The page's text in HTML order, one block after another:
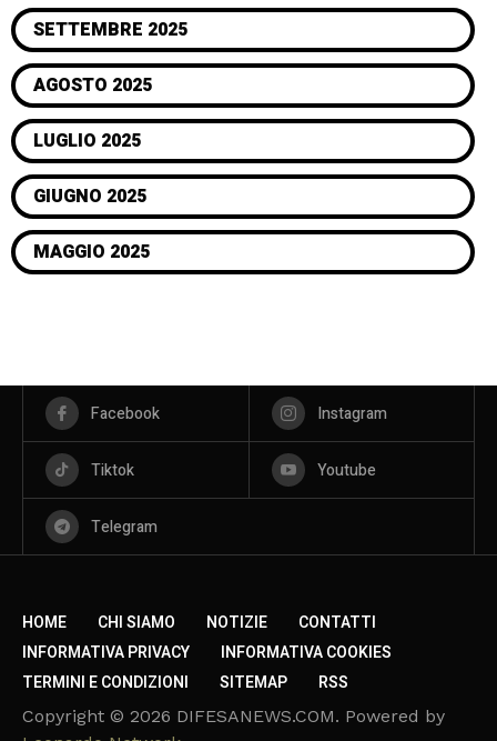
SETTEMBRE 2025
AGOSTO 2025
LUGLIO 2025
GIUGNO 2025
MAGGIO 2025
Facebook Instagram
Tiktok Youtube
Telegram
HOME CHI SIAMO NOTIZIE
CONTATTI
INFORMATIVA PRIVACY
INFORMATIVA COOKIES
TERMINI E CONDIZIONI
SITEMAP RSS
Copyright © 2026 DIFESANEWS.COM. Powered by